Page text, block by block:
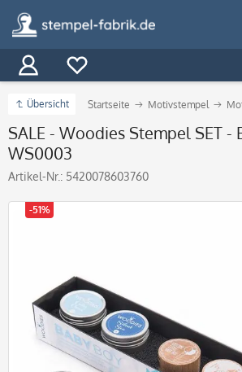
Übersicht Startseite Motivstempel
SALE - Woodies Stempel SET -
WS0003
Artikel-Nr.: 5420078603760
-51%